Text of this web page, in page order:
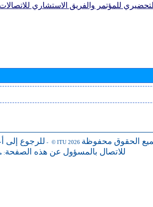
للمؤتمر والفريق الاستشاري للاتصالات
للرجوع إلى - © ITU 2026 الحقوق محفوظة
للاتصال بالمسؤول عن هذه الصفحة: